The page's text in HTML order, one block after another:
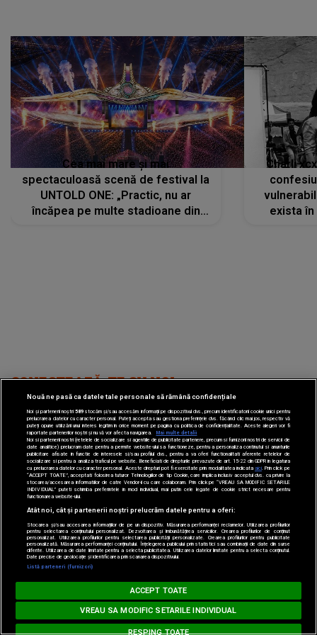
Cea mai mare și mai
spectaculoasă scenă de festival la
UNTOLD ONE: „Practic, nu ar
încăpea pe multe stadioane din
Charli
exista
CONECTEAZĂ-TE CU NOI
LikeFacebook
Instagram
Loading...MUSIC NON STOP
#hitperepeat
Nouă ne pasă ca datele tale personale să rămână confidențiale
Noi și partenerii noștri589stocăm și/sau accesăm informații pe dispozitivul dvs., precum identificatorii cookie unici pentru
prelucrarea datelor cu caracter personal. Puteți accepta sau gestiona preferințele dvs. făcând clic mai jos, respectiv vă
puteți opune utilizării unui interes legitim în orice moment pe pagina cu politica de confidențialitate. Aceste alegeri vor fi
raportate partenerilor noștri și nu vă vor afecta navigarea.
Mai multe detalii
Noi si partenerii nostri (retelele de socializare si agentiile de publicitate partenere, precum si furnizorii nostri de servicii de
date analitice) prelucram date pentru a permite website-ului sa functioneze, pentru a personaliza continutul si anunturile
publicitare afisate in functie de interesele si/sau profilul dvs., pentru a va oferi functionalitati aferente retelelor de
socializare si pentru a analiza traficul pe website. Beneficiati de drepturile prevazute de art. 15-22 din GDPR in legatura
cu prelucrarea datelor cu caracter personal. Aceste drepturi pot fi exercitate prin modalitatea indicataaici . Prin click pe
“ACCEPT TOATE”, acceptati folosirea tuturor Tehnologiilor de tip Cookie, care implica inclusiv acceptul dvs. cu privire la
stocarea/accesarea informatiilor de catre Vendor-ii cu care colaboram. Prin click pe “VREAU SA MODIFIC SETARILE
INDIVIDUAL” puteti schimba preferintele in mod individual, mai putin cele legate de cookie strict necesare pentru
functionarea website-ului.
Atât noi, cât și partenerii noștri prelucrăm datele pentru a oferi:
Stocarea și/sau accesarea informațiilor de pe un dispozitiv. Măsurarea performanței reclamelor. Utilizarea profilurilor
pentru selectarea conținutului personalizat. Dezvoltarea și îmbunătățirea serviciilor. Crearea profilurilor de conținut
personalizat. Utilizarea profilurilor pentru selectarea publicității personalizate. Crearea profilurilor pentru publicitate
personalizată. Măsurarea performanței conținutului. Înțelegerea publicului prin statistici sau combinații de date din surse
diferite. Utilizarea de date limitate pentru a selecta publicitatea. Utilizarea datelor limitate pentru a selecta conținutul.
Date precise de geolocație și identificarea prin scanarea dispozitivului.
Listă parteneri (furnizori)
ACCEPT TOATE
RESPING TOATE
VREAU SA MODIFIC SETARILE INDIVIDUAL